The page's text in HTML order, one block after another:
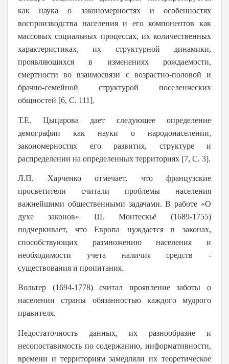
как наука о закономерностях и особенностях
воспроизводства населения и его компонентов как
массовых социальных процессах, их количественных
характеристиках, их структурной динамики,
проявляющихся в изменениях рождаемости,
смертности во взаимосвязи с возрастно-половой и
брачно-семейной структурой поселенческих
общностей [6, С. 111].
Т.Е. Цыцарова дает следующее определение
демографии как науки о народонаселении,
закономерностях его развития, структуре и
распределении на определенных территориях [7, С. 3].
Л.П. Харченко отмечает, что французские
просветители считали проблемы населения
важнейшими общественными задачами. В работе «О
духе законов» Ш. Монтескьё (1689-1755)
подчеркивает, что Европа нуждается в законах,
способствующих размножению населения и
необходимости учета наличия средств -
существования и пропитания.
Вольтер (1694-1778) считал проявление заботы о
населении страны обязанностью каждого мудрого
правителя.
Недостаточность данных, их разнообразие и
несопоставимость по содержанию, информативности,
времени и территориям замедляли их теоретическое